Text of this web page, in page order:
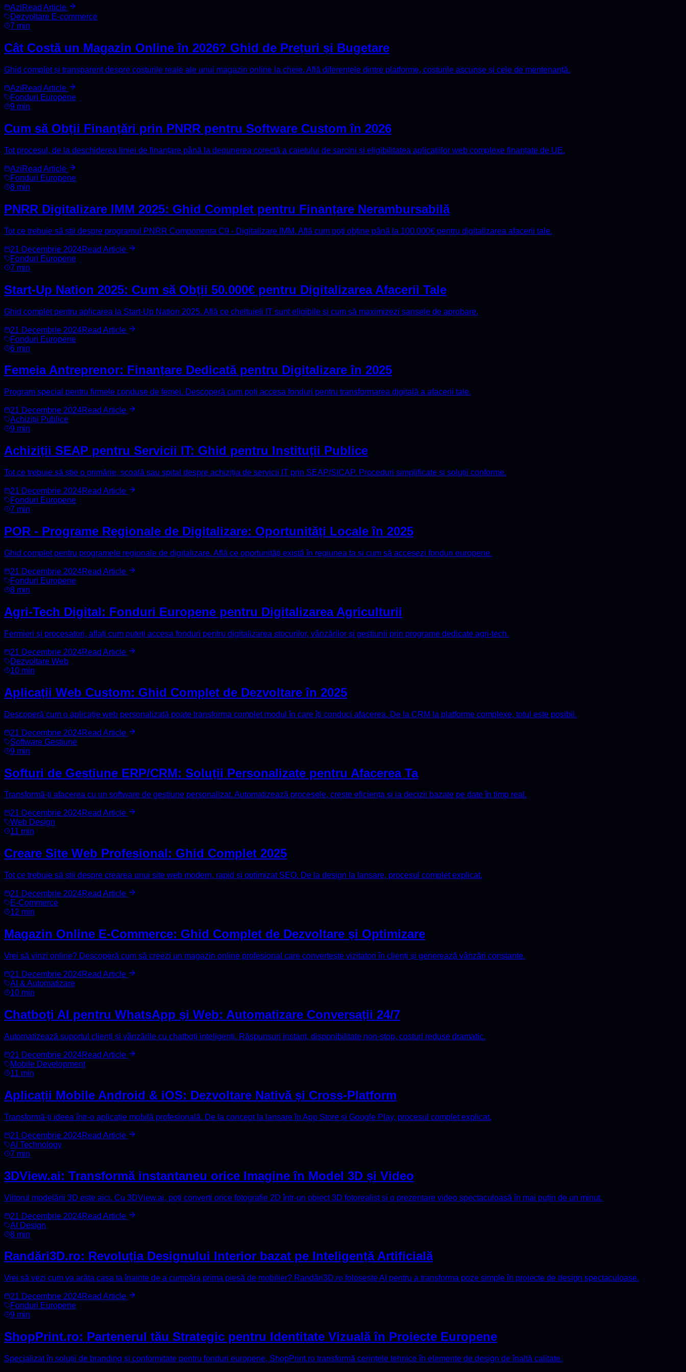
AziRead Article
Dezvoltare E-commerce
7 min
Cât Costă un Magazin Online în 2026? Ghid de Prețuri și Bugetare
Ghid complet și transparent despre costurile reale ale unui magazin online la cheie. Află diferențele dintre platforme, costurile ascunse și cele de mentenanță.
AziRead Article
Fonduri Europene
9 min
Cum să Obții Finanțări prin PNRR pentru Software Custom în 2026
Tot procesul, de la deschiderea liniei de finanțare până la depunerea corectă a caietului de sarcini și eligibilitatea aplicațiilor web complexe finanțate de UE.
AziRead Article
Fonduri Europene
8 min
PNRR Digitalizare IMM 2025: Ghid Complet pentru Finanțare Nerambursabilă
Tot ce trebuie să știi despre programul PNRR Componenta C9 - Digitalizare IMM. Află cum poți obține până la 100.000€ pentru digitalizarea afacerii tale.
21 Decembrie 2024Read Article
Fonduri Europene
7 min
Start-Up Nation 2025: Cum să Obții 50.000€ pentru Digitalizarea Afacerii Tale
Ghid complet pentru aplicarea la Start-Up Nation 2025. Află ce cheltuieli IT sunt eligibile și cum să maximizezi șansele de aprobare.
21 Decembrie 2024Read Article
Fonduri Europene
6 min
Femeia Antreprenor: Finanțare Dedicată pentru Digitalizare în 2025
Program special pentru firmele conduse de femei. Descoperă cum poți accesa fonduri pentru transformarea digitală a afacerii tale.
21 Decembrie 2024Read Article
Achiziții Publice
9 min
Achiziții SEAP pentru Servicii IT: Ghid pentru Instituții Publice
Tot ce trebuie să știe o primărie, școală sau spital despre achiziția de servicii IT prin SEAP/SICAP. Proceduri simplificate și soluții conforme.
21 Decembrie 2024Read Article
Fonduri Europene
7 min
POR - Programe Regionale de Digitalizare: Oportunități Locale în 2025
Ghid complet pentru programele regionale de digitalizare. Află ce oportunități există în regiunea ta și cum să accesezi fonduri europene.
21 Decembrie 2024Read Article
Fonduri Europene
8 min
Agri-Tech Digital: Fonduri Europene pentru Digitalizarea Agriculturii
Fermieri și procesatori, aflați cum puteți accesa fonduri pentru digitalizarea stocurilor, vânzărilor și gestiunii prin programe dedicate agri-tech.
21 Decembrie 2024Read Article
Dezvoltare Web
10 min
Aplicații Web Custom: Ghid Complet de Dezvoltare în 2025
Descoperă cum o aplicație web personalizată poate transforma complet modul în care îți conduci afacerea. De la CRM la platforme complexe, totul este posibil.
21 Decembrie 2024Read Article
Software Gestiune
9 min
Softuri de Gestiune ERP/CRM: Soluții Personalizate pentru Afacerea Ta
Transformă-ți afacerea cu un software de gestiune personalizat. Automatizează procesele, crește eficiența și ia decizii bazate pe date în timp real.
21 Decembrie 2024Read Article
Web Design
11 min
Creare Site Web Profesional: Ghid Complet 2025
Tot ce trebuie să știi despre crearea unui site web modern, rapid și optimizat SEO. De la design la lansare, procesul complet explicat.
21 Decembrie 2024Read Article
E-Commerce
12 min
Magazin Online E-Commerce: Ghid Complet de Dezvoltare și Optimizare
Vrei să vinzi online? Descoperă cum să creezi un magazin online profesional care convertește vizitatori în clienți și generează vânzări constante.
21 Decembrie 2024Read Article
AI & Automatizare
10 min
Chatboți AI pentru WhatsApp și Web: Automatizare Conversații 24/7
Automatizează suportul clienți și vânzările cu chatboți inteligenți. Răspunsuri instant, disponibilitate non-stop, costuri reduse dramatic.
21 Decembrie 2024Read Article
Mobile Development
11 min
Aplicații Mobile Android & iOS: Dezvoltare Nativă și Cross-Platform
Transformă-ți ideea într-o aplicație mobilă profesională. De la concept la lansare în App Store și Google Play, procesul complet explicat.
21 Decembrie 2024Read Article
AI Technology
7 min
3DView.ai: Transformă instantaneu orice Imagine în Model 3D și Video
Viitorul modelării 3D este aici. Cu 3DView.ai, poți converti orice fotografie 2D într-un obiect 3D fotorealist și o prezentare video spectaculoasă în mai puțin de un minut.
21 Decembrie 2024Read Article
AI Design
8 min
Randări3D.ro: Revoluția Designului Interior bazat pe Inteligență Artificială
Vrei să vezi cum va arăta casa ta înainte de a cumpăra prima piesă de mobilier? Randări3D.ro folosește AI pentru a transforma poze simple în proiecte de design spectaculoase.
21 Decembrie 2024Read Article
Fonduri Europene
9 min
ShopPrint.ro: Partenerul tău Strategic pentru Identitate Vizuală în Proiecte Europene
Specializat în soluții de branding și conformitate pentru fonduri europene, ShopPrint.ro transformă cerințele tehnice în elemente de design de înaltă calitate.